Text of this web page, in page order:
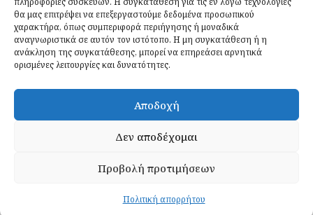
θα μας επιτρέψει να επεξεργαστούμε δεδομένα προσωπικού
χαρακτήρα, όπως συμπεριφορά περιήγησης ή μοναδικά
αναγνωριστικά σε αυτόν τον ιστότοπο. Η μη συγκατάθεση ή η
ανάκληση της συγκατάθεσης, μπορεί να επηρεάσει αρνητικά
ορισμένες λειτουργίες και δυνατότητες.
Αποδοχή
Δεν αποδέχομαι
Προβολή προτιμήσεων
Πολιτική απορρήτου
Εγγραφείτε
ΕΓΓΡΑΦΉ
Έχω διαβάσει και δέχομαι τηνπολιτική απορρήτου
Creative.